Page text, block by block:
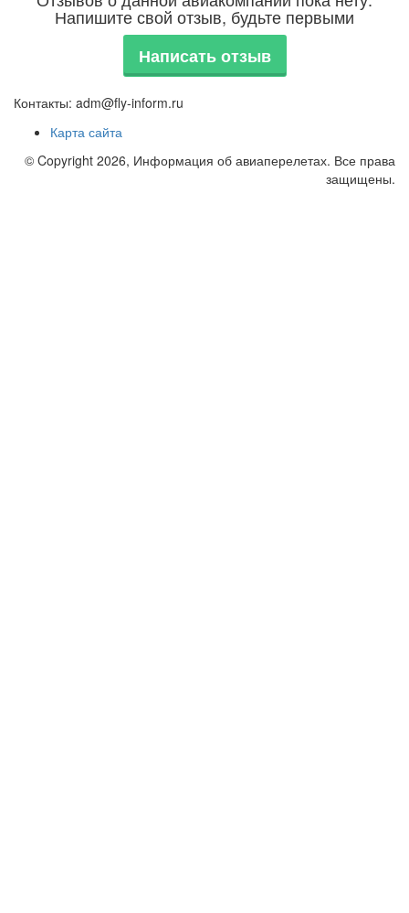
Напишите свой отзыв, будьте первыми
Написать отзыв
Контакты: adm@fly-inform.ru
Карта сайта
© Copyright 2026, Информация об авиаперелетах. Все права
защищены.